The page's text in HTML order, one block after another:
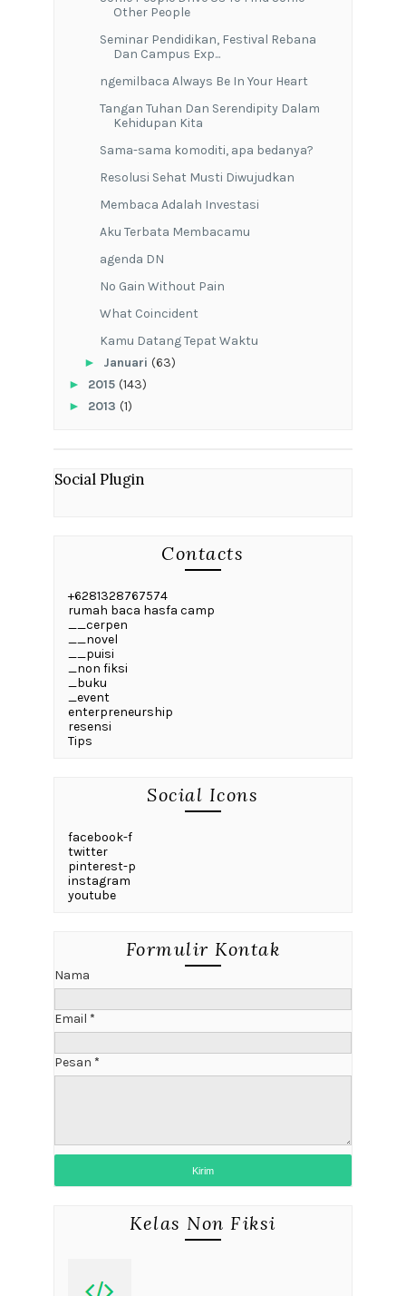
Other People
Seminar Pendidikan, Festival Rebana
Dan Campus Exp...
ngemilbaca Always Be In Your Heart
Tangan Tuhan Dan Serendipity Dalam
Kehidupan Kita
Sama-sama komoditi, apa bedanya?
Resolusi Sehat Musti Diwujudkan
Membaca Adalah Investasi
Aku Terbata Membacamu
agenda DN
No Gain Without Pain
What Coincident
Kamu Datang Tepat Waktu
► Januari (63)
► 2015 (143)
► 2013 (1)
Social Plugin
Contacts
+6281328767574
rumah baca hasfa camp
__cerpen
__novel
__puisi
_non fiksi
_buku
_event
enterpreneurship
resensi
Tips
Social Icons
facebook-f
twitter
pinterest-p
instagram
youtube
Formulir Kontak
Nama
Email *
Pesan *
Kelas Non Fiksi